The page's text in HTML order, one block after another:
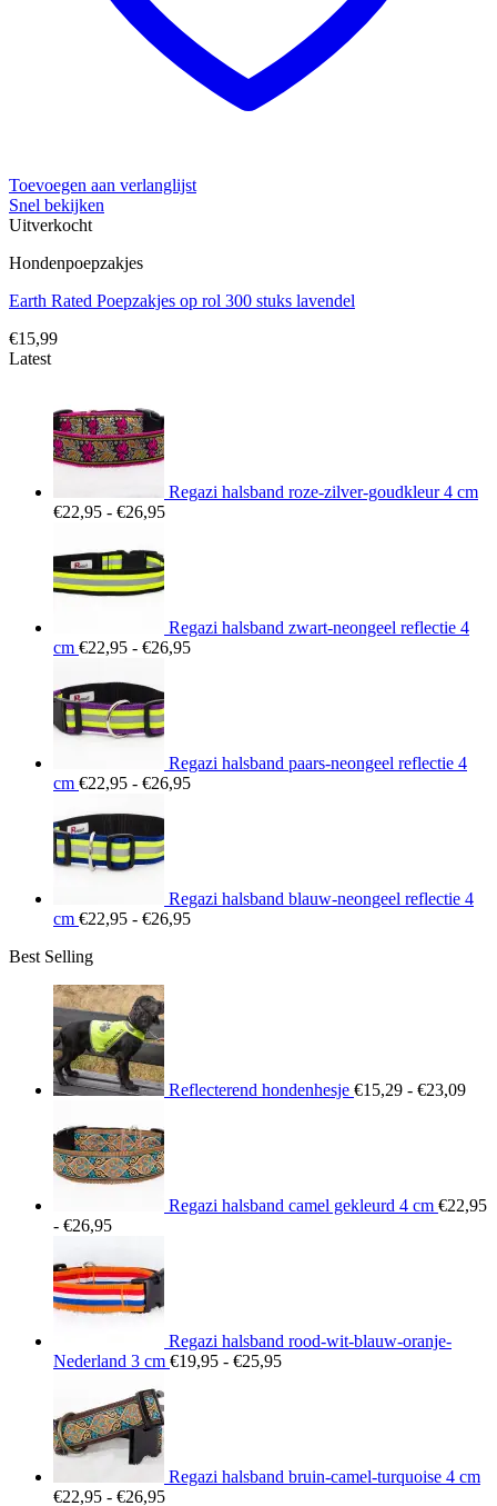
Toevoegen aan verlanglijst
Snel bekijken
Uitverkocht
Hondenpoepzakjes
Earth Rated Poepzakjes op rol 300 stuks lavendel
€15,99
Latest
Regazi halsband roze-zilver-goudkleur 4 cm
€22,95 - €26,95Prijsklasse:
Regazi halsband zwart-neongeel reflectie 4
cm €22,95 - €26,95Prijsklasse:
Regazi halsband paars-neongeel reflectie 4
cm €22,95 - €26,95Prijsklasse:
Regazi halsband blauw-neongeel reflectie 4
cm €22,95 - €26,95Prijsklasse:
Best Selling
Reflecterend hondenhesje €15,29 - €23,09
Regazi halsband camel gekleurd 4 cm €22,95
- €26,95Prijsklasse:
tot
€26,95
Regazi halsband rood-wit-blauw-oranje-
Nederland 3 cm €19,95 - €25,95Prijsklasse:
Regazi halsband bruin-camel-turquoise 4 cm
€22,95 - €26,95Prijsklasse: